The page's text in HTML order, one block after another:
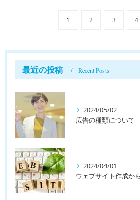
1 2 3 4
最近の投稿 Recent Posts
2024/05/02
広告の種類について
2024/04/01